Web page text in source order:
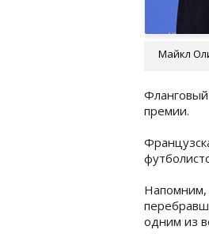
Майкл
премии.
Напомним,
одним из